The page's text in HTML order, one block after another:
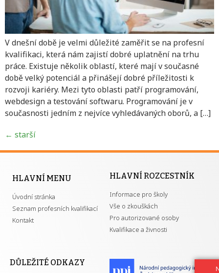
V dnešní době je velmi důležité zaměřit se na profesní
kvalifikaci, která nám zajistí dobré uplatnění na trhu
práce. Existuje několik oblastí, které mají v současné
době velký potenciál a přinášejí dobré příležitosti k
rozvoji kariéry. Mezi tyto oblasti patří programování,
webdesign a testování softwaru. Programování je v
současnosti jedním z nejvíce vyhledávaných oborů, a […]
← starší
HLAVNÍ MENU
Úvodní stránka
Seznam profesních kvalifikací
Kontakt
HLAVNÍ ROZCESTNÍK
Informace pro školy
Vše o zkouškách
Pro autorizované osoby
Kvalifikace a živnosti
DŮLEŽITÉ ODKAZY